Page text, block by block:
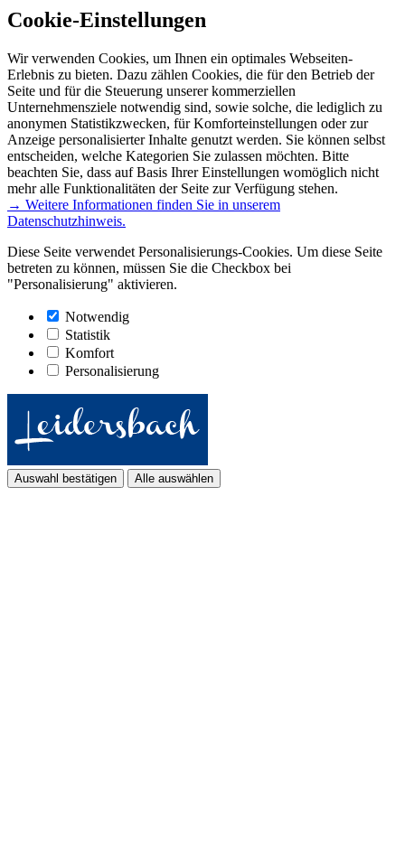
Cookie-Einstellungen
Wir verwenden Cookies, um Ihnen ein optimales Webseiten-
Erlebnis zu bieten. Dazu zählen Cookies, die für den Betrieb der
Seite und für die Steuerung unserer kommerziellen
Unternehmensziele notwendig sind, sowie solche, die lediglich zu
anonymen Statistikzwecken, für Komforteinstellungen oder zur
Anzeige personalisierter Inhalte genutzt werden. Sie können selbst
entscheiden, welche Kategorien Sie zulassen möchten. Bitte
beachten Sie, dass auf Basis Ihrer Einstellungen womöglich nicht
mehr alle Funktionalitäten der Seite zur Verfügung stehen.
→ Weitere Informationen finden Sie in unserem
Datenschutzhinweis.
Diese Seite verwendet Personalisierungs-Cookies. Um diese Seite
betreten zu können, müssen Sie die Checkbox bei
"Personalisierung" aktivieren.
Notwendig
Statistik
Komfort
Personalisierung
Auswahl bestätigen Alle auswählen